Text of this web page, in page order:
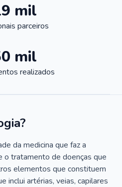
mil
parceiros
mil
realizados
da medicina que faz a
o tratamento de doenças que
elementos que constituem
inclui artérias, veias, capilares